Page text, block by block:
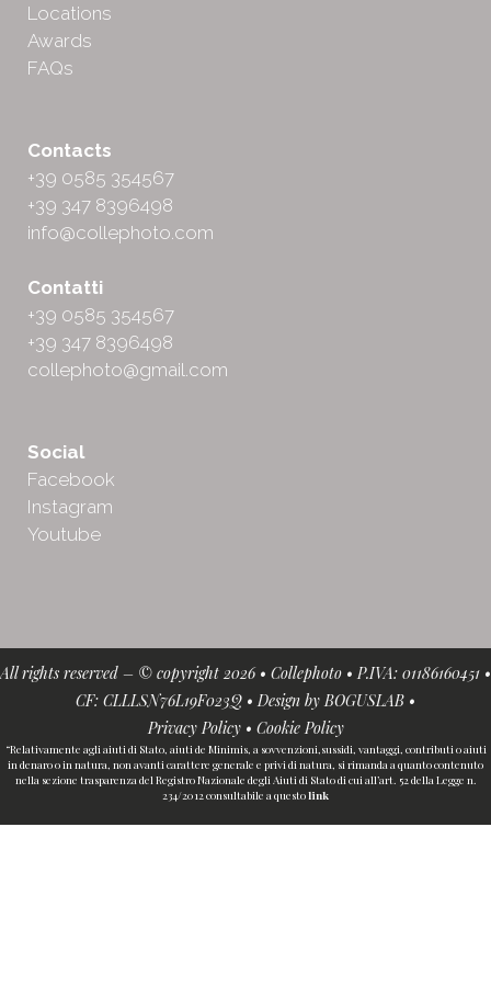
Locations
Awards
FAQs
Contacts
+39 0585 354567
+39 347 8396498
info@collephoto.com
Contatti
+39 0585 354567
+39 347 8396498
collephoto@gmail.com
Social
Facebook
Instagram
Youtube
All rights reserved – © copyright 2026 • Collephoto • P.IVA: 01186160451 •
CF: CLLLSN76L19F023Q • Design byBOGUSLAB •
Privacy Policy• Cookie Policy
“Relativamente agli aiuti di Stato, aiuti de Minimis, a sovvenzioni,sussidi, vantaggi, contributi o aiuti
in denaro o in natura, non avanti carattere generale e privi di natura, si rimanda a quanto contenuto
nella sezione trasparenza del Registro Nazionale degli Aiuti di Stato di cui all’art. 52 della Legge n.
234/2012 consultabile a questolink